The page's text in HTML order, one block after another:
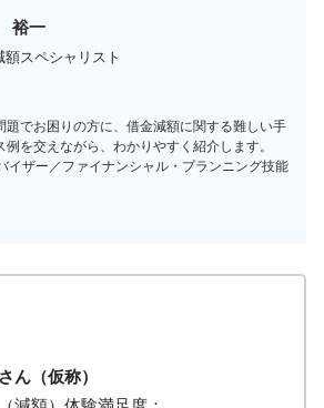
裕一
額スペシャリスト
題でお困りの方に、借金減額に関する難しい手
を交えながら、わかりやすく紹介します。
イザー／ファイナンシャル・プランニング技能
ん（仮称）